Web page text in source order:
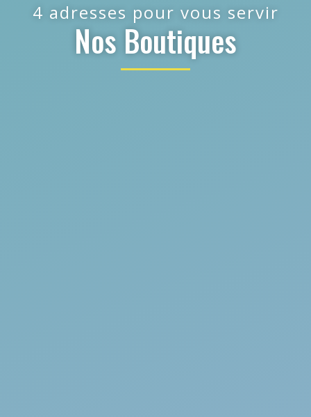
4 adresses pour vous servir
Nos Boutiques